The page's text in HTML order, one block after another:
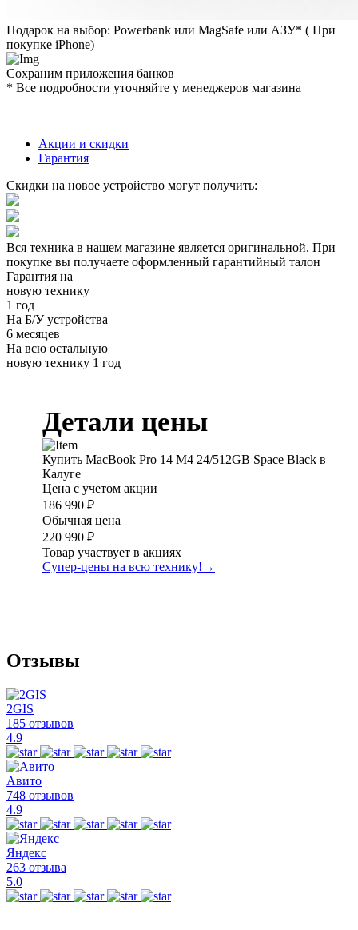
Подарок на выбор: Powerbank или MagSafe или AЗУ* ( При
покупке iPhone)
Сохраним приложения банков
* Все подробности уточняйте у менеджеров магазина
Акции и скидки
Гарантия
Скидки на новое устройство могут получить:
Вся техника в нашем магазине является оригинальной. При
покупке вы получаете оформленный гарантийный талон
Гарантия на
новую технику
1 год
На Б/У устройства
6 месяцев
На всю остальную
новую технику 1 год
Детали цены
Купить MacBook Pro 14 M4 24/512GB Space Black в
Калуге
Цена с учетом акции
186 990 ₽
Обычная цена
220 990 ₽
Товар участвует в акциях
Супер-цены на всю технику! →
Отзывы
2GIS
185 отзывов
4.9
Авито
748 отзывов
4.9
Яндекс
263 отзыва
5.0